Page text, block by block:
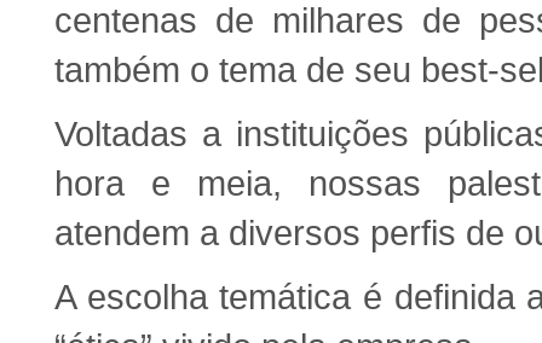
centenas de milhares de
também o tema de seu best-
Voltadas a instituições
hora e meia, nossas
atendem a diversos perfis de
A escolha temática é definida